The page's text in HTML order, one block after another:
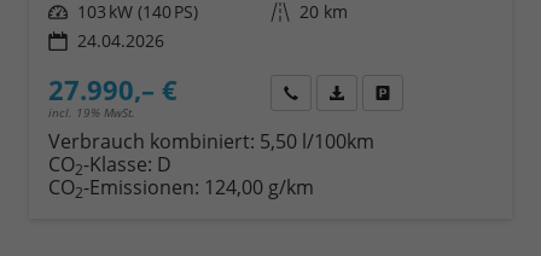
Leistung 103 kW (140 PS) Kilometerstand 20 km
24.04.2026
27.990,– €
incl. 19% MwSt.
Wir rufen Sie anFahrzeugexposé (PDF)
Verbrauch kombiniert: 5,50 l/100km
CO2-Klasse: D
CO2-Emissionen: 124,00 g/km